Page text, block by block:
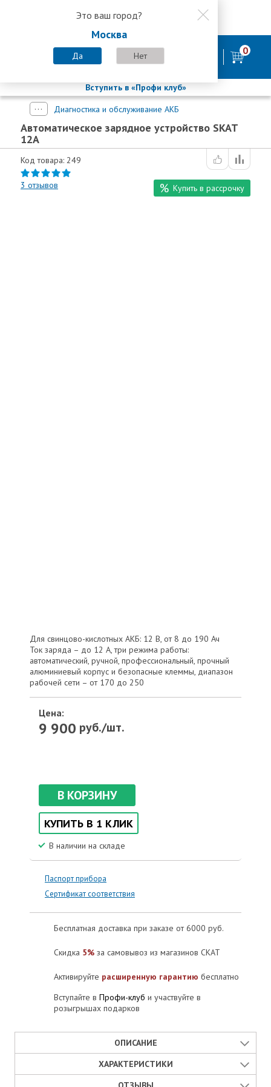
8 800 200-58-35
Это ваш город?
Москва
Да Нет
8 (800) 200-58-35
Пн-Пт с 9:00-18:00. Сб. Вс - выходной 0
Вступить в «Профи клуб»
Диагностика и обслуживание АКБ
Автоматическое зарядное устройство SKAT
12А
Код товара: 249
3 отзывов Купить в рассрочку
Для свинцово-кислотных АКБ: 12 В, от 8 до 190 Ач
Ток заряда – до 12 А, три режима работы:
автоматический, ручной, профессиональный, прочный
алюминиевый корпус и безопасные клеммы, диапазон
рабочей сети – от 170 до 250
Цена:
9 900 руб./шт.
В КОРЗИНУ
КУПИТЬ В 1 КЛИК
В наличии на складе
Паспорт прибора
Сертификат соответствия
Бесплатная доставка при заказе от 6000 руб.
Скидка 5% за самовывоз из магазинов СКАТ
Активируйте расширенную гарантию бесплатно
Вступайте в Профи-клуб и участвуйте в
розыгрышах подарков
ОПИСАНИЕ
SKAT 12A – это компактное автоматическое зарядное
устройство для аккумуляторов (АКБ), в котором реализованы
ХАРАКТЕРИСТИКИ